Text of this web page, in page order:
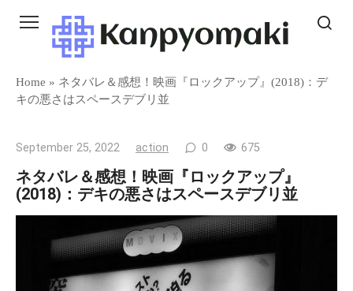
Home » ネタバレ＆感想！映画『ロックアップ』(2018)：デ
キの悪さはスペースデブリ並
September 25, 2022 action 0 675
ネタバレ＆感想！映画『ロックアップ』
(2018)：デキの悪さはスペースデブリ並